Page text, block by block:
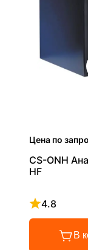
Цена по
CS-ONH
HF
4.8
Рейтинг 4.8
В